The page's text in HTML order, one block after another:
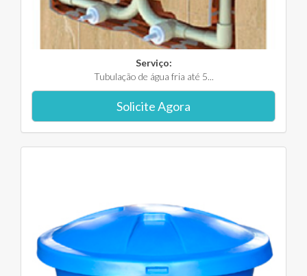
Serviço:
Tubulação de água fria até 5...
Solicite Agora